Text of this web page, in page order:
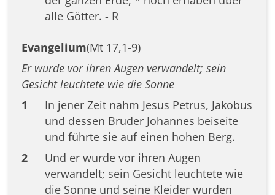
alle Götter. - R
Evangelium(Mt 17,1-9)
Er wurde vor ihren Augen verwandelt; sein
Gesicht leuchtete wie die Sonne
1
In jener Zeit nahm Jesus Petrus, Jakobus
und dessen Bruder Johannes beiseite
und führte sie auf einen hohen Berg.
2
Und er wurde vor ihren Augen
verwandelt; sein Gesicht leuchtete wie
die Sonne und seine Kleider wurden